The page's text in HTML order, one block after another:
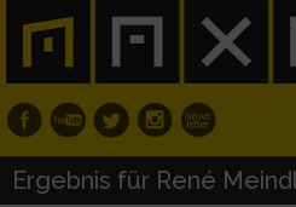
Ergebnis für René